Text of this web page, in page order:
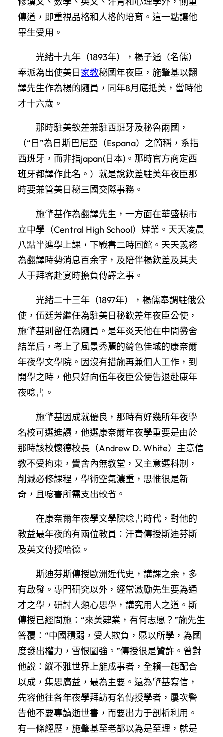
傳道，即重視品格和人格的培育。這一點讓他
畢生受用。
光緒十九年（1893年），楊子通（名儒）
奉派為出使美日家教秘國年夜臣，施肇基以翻
譯先生作為楊的隨員，同年8月底抵美，當時他
才十六歲。
那時駐美欽差兼駐西班牙及秘魯兩國，
（“日”為日斯巴尼亞（Espana）之簡稱，系指
西班牙，而非指japan(日本)。那時官方商定西
班牙都譯作此名。）就是說欽差駐美年夜臣那
時要兼管美日秘三國交際事務。
施肇基作為翻譯先生，一方面在華盛頓市
立中學（Central High School）肄業。天天凌晨
八點半進學上課，下戰書二時回館。天天義務
為翻譯時勢消息百余字，及陪伴楊欽差及其夫
人于拜客赴宴時擔負傳譯之事。
光緒二十三年（1897年），楊儒奉調駐俄公
使，伍廷芳繼任為駐美日秘欽差年夜臣公使，
施肇基則留任為隨員。是年炎天他在中間黌舍
結業后，考上了風景秀麗的綺色佳城的康奈爾
年夜學文學院。因沒有措施再兼個人工作，到
開學之時，他只好向伍年夜臣公使告退赴康年
夜唸書。
施肇基因成就優良，那時有好幾所年夜學
名校可選進讀，他選康奈爾年夜學重要是由於
那時該校懷德校長（Andrew D. White）主意信
教不受拘束，黌舍內無教堂，又主意選科制，
削減必修課程，學術空氣濃重，思惟很是新
奇，且唸書所需支出較省。
在康奈爾年夜學文學院唸書時代，對他的
教益最年夜的有兩位教員：汗青傳授斯迪芬斯
及英文傳授哈德。
斯迪芬斯傳授歐洲近代史，講課之余，多
有啟發。專門研究以外，經常激勵先生要為通
才之學，研討人類心思學，講究用人之道。斯
傳授已經問施：“來美肄業，有何志愿？”施先生
答覆：“中國積弱，受人欺負，愿以所學，為國
度發出權力，雪恨圖強。”傳授很是贊許。曾對
他說：縱不雅世界上能成事者，全賴一起配合
以成，集思廣益，最為主要。還為肇基寫信，
先容他往各年夜學拜訪有名傳授學者，屢次警
告他不要專讀逝世書，而要出力于剖析利用。
有一條經歷，施肇基至老都以為是至理，就是